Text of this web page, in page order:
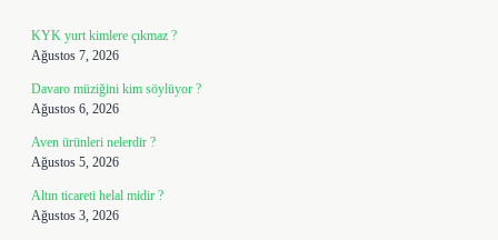
KYK yurt kimlere çıkmaz ?
Ağustos 7, 2026
Davaro müziğini kim söylüyor ?
Ağustos 6, 2026
Aven ürünleri nelerdir ?
Ağustos 5, 2026
Altın ticareti helal midir ?
Ağustos 3, 2026